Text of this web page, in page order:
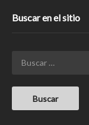
Buscar en el sitio